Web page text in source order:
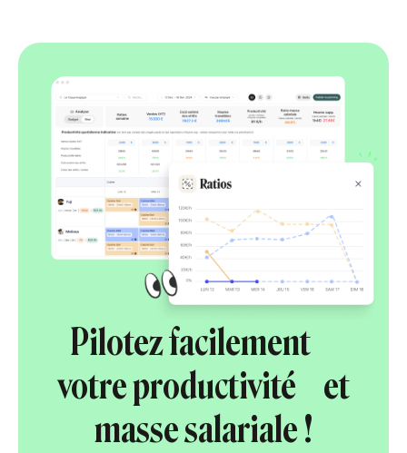
Pilotez facilement
votre productivité et
masse salariale !